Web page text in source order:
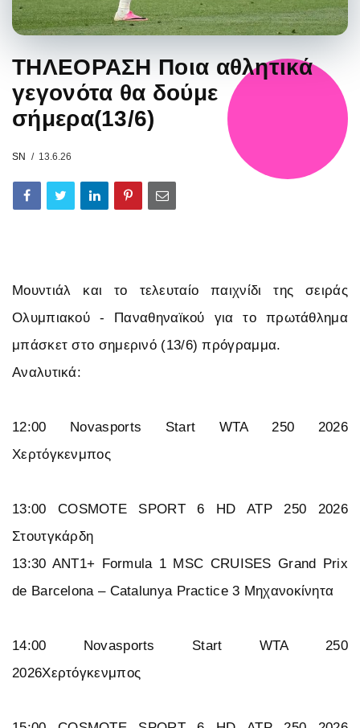
ΤΗΛΕΟΡΑΣΗ Ποια αθλητικά
γεγονότα θα δούμε
σήμερα(13/6)
SN 13.6.26
Μουντιάλ και το τελευταίο παιχνίδι της σειράς
Ολυμπιακού - Παναθηναϊκού για το πρωτάθλημα
μπάσκετ στο σημερινό (13/6) πρόγραμμα.
Αναλυτικά:
12:00 Novasports Start WTA 250 2026
Χερτόγκενμπος
13:00 COSMOTE SPORT 6 HD ATP 250 2026
Στουτγκάρδη
13:30 ΑΝΤ1+ Formula 1 MSC CRUISES Grand Prix
de Barcelona – Catalunya Practice 3 Μηχανοκίνητα
14:00 Novasports Start WTA 250
2026Χερτόγκενμπος